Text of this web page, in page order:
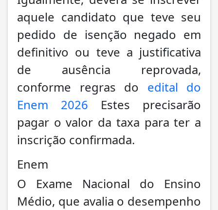
aquele candidato que teve seu
pedido de isenção negado em
definitivo ou teve a justificativa
de ausência reprovada,
conforme regras do edital do
Enem 2026 Estes precisarão
pagar o valor da taxa para ter a
inscrição confirmada.
Enem
O Exame Nacional do Ensino
Médio, que avalia o desempenho